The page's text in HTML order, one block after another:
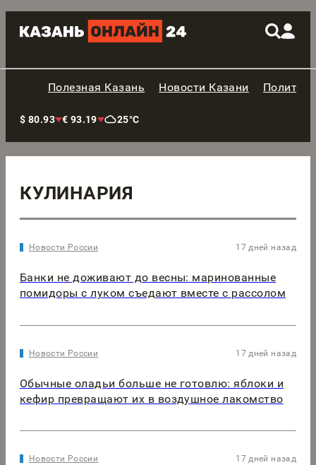
Полезная Казань Новости Казани
$ 80.93 € 93.19 25°C
КУЛИНАРИЯ
Новости России 17 дней назад
Банки не доживают до весны: маринованные
помидоры с луком съедают вместе с рассолом
Новости России 17 дней назад
Обычные оладьи больше не готовлю: яблоки и
кефир превращают их в воздушное лакомство
Новости России 17 дней назад